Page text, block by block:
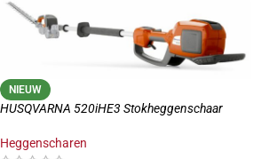
NIEUW
HUSQVARNA 520iHE3 Stokheggenschaar
Heggenscharen